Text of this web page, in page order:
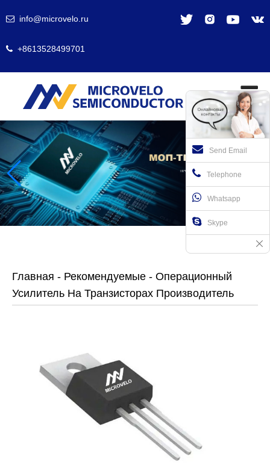
info@microvelo.ru
+8613528499701
Главная - Рекомендуемые - Операционный
Усилитель На Транзисторах Производитель
Send Email
Telephone
Whatsapp
Skype